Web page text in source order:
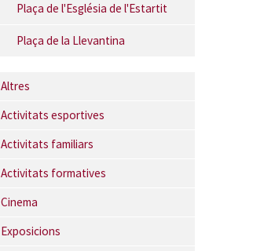
Plaça de l'Església de l'Estartit
Plaça de la Llevantina
Altres
Activitats esportives
Activitats familiars
Activitats formatives
Cinema
Exposicions